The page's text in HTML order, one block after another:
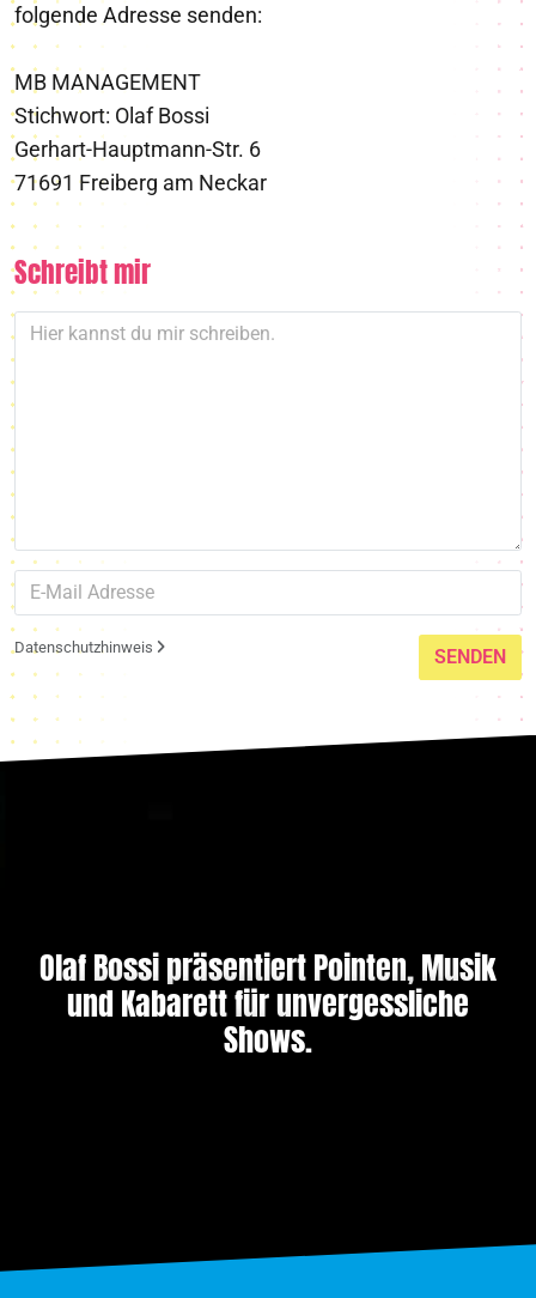
folgende Adresse senden:
MB MANAGEMENT
Stichwort: Olaf Bossi
Gerhart-Hauptmann-Str. 6
71691 Freiberg am Neckar
Schreibt mir
Datenschutzhinweis SENDEN
Olaf Bossi präsentiert Pointen, Musik
und Kabarett für unvergessliche
Shows.